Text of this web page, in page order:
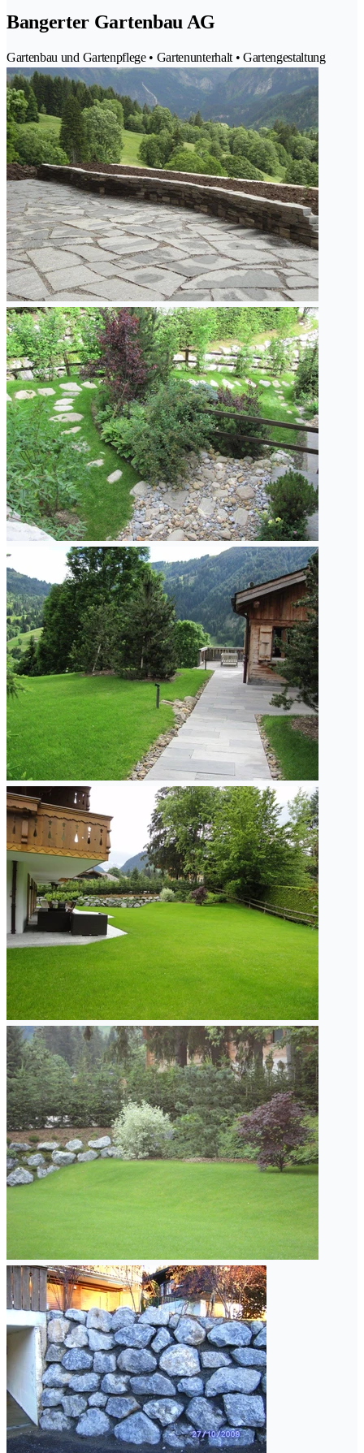
Bangerter Gartenbau AG
Gartenbau und Gartenpflege • Gartenunterhalt • Gartengestaltung